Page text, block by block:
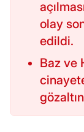
olay
edildi.
Baz ve